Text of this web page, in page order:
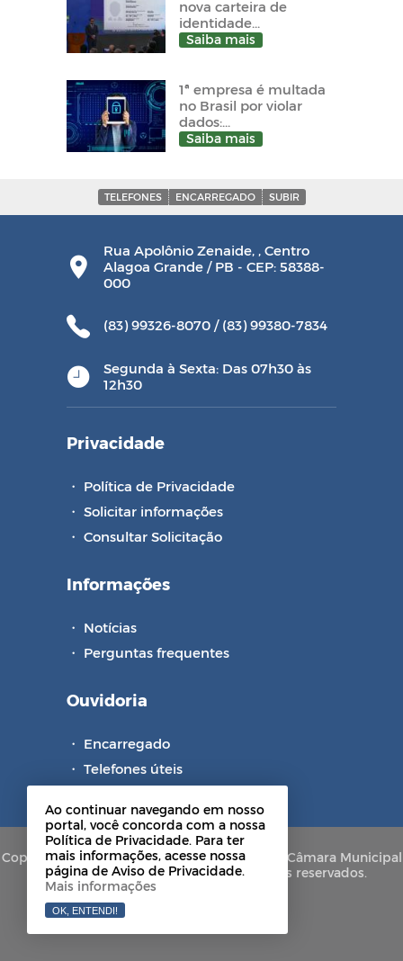
nova carteira de
identidade...
Saiba mais
1ª empresa é multada
no Brasil por violar
dados:...
Saiba mais
TELEFONES ENCARREGADO SUBIR
Rua Apolônio Zenaide, , Centro
Alagoa Grande / PB - CEP: 58388-
000
(83) 99326-8070 / (83) 99380-7834
Segunda à Sexta: Das 07h30 às
12h30
Privacidade
・ Política de Privacidade
・ Solicitar informações
・ Consultar Solicitação
Informações
・ Notícias
・ Perguntas frequentes
Ouvidoria
・ Encarregado
・ Telefones úteis
Copyright © 2021-2026 Portal de Privacidade Câmara Municipal
de Alagoa Grande - PB. Todos os direitos reservados.
Ao continuar navegando em nosso
portal, você concorda com a nossa
Política de Privacidade. Para ter
mais informações, acesse nossa
página de Aviso de Privacidade.
Mais informações
OK, ENTENDI!